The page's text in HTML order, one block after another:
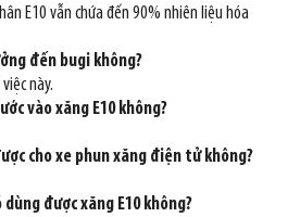
E10 vẫn chứa đến 90% nhiên liệu hóa
đến bugi không?
này.
vào xăng E10 không?
cho xe phun xăng điện tử không?
dùng được xăng E10 không?